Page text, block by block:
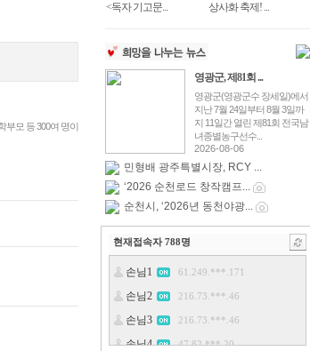
부모 등 300여 명이
<독자 기고문... 상사화 축제! ...
영광군, 제81회 ...
영광군(영광군수 장세일)에서
지난 7월 24일부터 8월 3일까
지 11일간 열린 제81회 전국남
녀종별농구선수...
2026-08-06
민형배 광주특별시장, RCY ...
‘2026 순천로드 창작캠프...
순천시, ‘2026년 동천야광...
현재접속자 788명